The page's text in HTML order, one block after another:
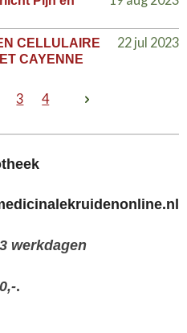
CELLULAIRE
CAYENNE
22 jul 2023
3 4
werkdagen
.